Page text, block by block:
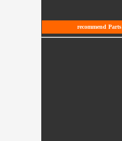
recommend Parts